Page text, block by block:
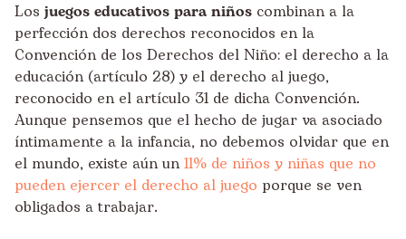
Los juegos educativos para niños combinan a la
perfección dos derechos reconocidos en la
Convención de los Derechos del Niño: el derecho a la
educación (artículo 28) y el derecho al juego,
reconocido en el artículo 31 de dicha Convención.
Aunque pensemos que el hecho de jugar va asociado
íntimamente a la infancia, no debemos olvidar que en
el mundo, existe aún un11% de niños y niñas que no
pueden ejercer el derecho al juego porque se ven
obligados a trabajar.